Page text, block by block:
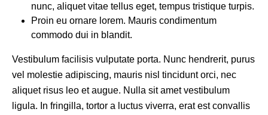
nunc, aliquet vitae tellus eget, tempus tristique turpis.
Proin eu ornare lorem. Mauris condimentum
commodo dui in blandit.
Vestibulum facilisis vulputate porta. Nunc hendrerit, purus
vel molestie adipiscing, mauris nisl tincidunt orci, nec
aliquet risus leo et augue. Nulla sit amet vestibulum
ligula. In fringilla, tortor a luctus viverra, erat est convallis